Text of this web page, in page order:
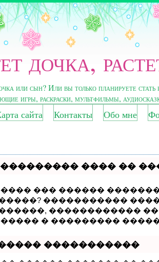
дочка,
или сын? Или вы только планируете
игры, раскраски, мультфильмы,
сайта Контакты Обо мне
���� ��
��� ������
�����������
������������
� ���������
�����������